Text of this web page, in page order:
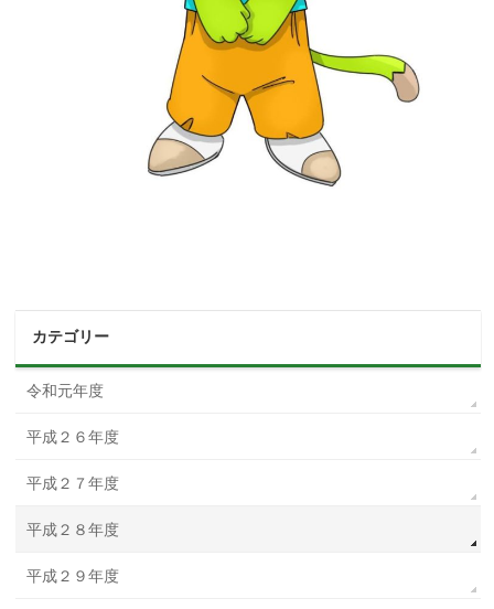
カテゴリー
令和元年度
平成２６年度
平成２７年度
平成２８年度
平成２９年度